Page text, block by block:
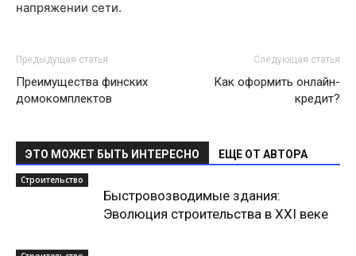
напряжении сети.
Предыдущая статья
Преимущества финских
домокомплектов
Следующая статья
Как оформить онлайн-
кредит?
ЭТО МОЖЕТ БЫТЬ ИНТЕРЕСНО ЕЩЕ ОТ АВТОРА
Строительство
Быстровозводимые здания:
Эволюция строительства в XXI веке